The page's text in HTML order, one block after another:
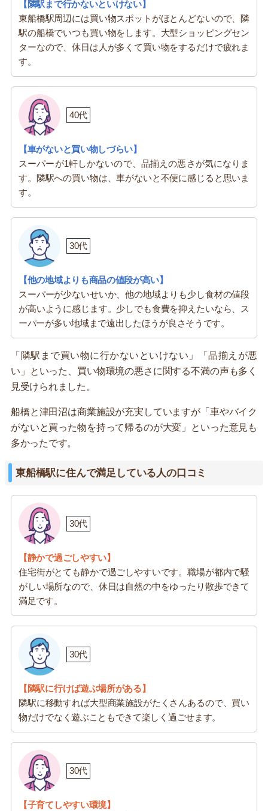
【隣駅まで行かないといけない】
東船橋駅周辺には買い物スポットがほとんどないので、隣
駅の船橋でいつも買い物をします。大型ショッピングセン
ターなので、休日は人が多くて買い物をするだけで疲れま
す。
40代
【車がないと買い物しづらい】
スーパーが1軒しかないので、品揃えの悪さが気になりま
す。隣駅への買い物は、車がないと不便に感じると思いま
す。
30代
【他の地域よりも商品の値段が高い】
スーパーが少ないせいか、他の地域よりも少し食材の値段
が高いように感じます。少しでも食費を抑えたいなら、ス
ーパーが多い地域まで遠出したほうが良さそうです。
「隣駅まで買い物に行かないといけない」「品揃えが悪
い」といった、買い物環境の悪さに関する不満の声も多く
見受けられました。
船橋と津田沼は商業施設が充実していますが「車やバイク
がないと買った物を持って帰るのが大変」といった意見も
多かったです。
東船橋駅に住んで満足している人の口コミ
30代
【静かで過ごしやすい】
住宅街がとても静かで過ごしやすいです。職場が都内で騒
がしい場所なので、休日は自然の中をゆったり散歩できて
満足です。
30代
【隣駅に行けば遊ぶ場所がある】
隣駅に移動すれば大型商業施設がたくさんあるので、買い
物だけでなく遊ぶこともできて楽しく過ごせます。
30代
【子育てしやすい環境】